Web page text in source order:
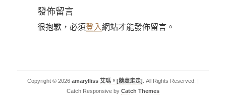
發佈留言
很抱歉，必須登入網站才能發佈留言。
Copyright © 2026 amarylliss 艾瑪。[隨處走走] . All Rights Reserved. |
Catch Responsive by Catch Themes